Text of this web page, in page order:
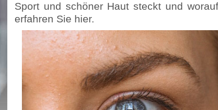
Sport und schöner Haut steckt und
erfahren Sie hier.